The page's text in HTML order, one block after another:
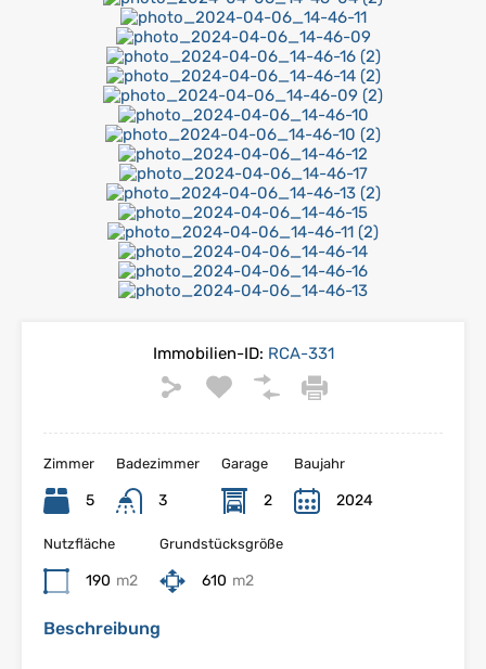
Immobilien-ID: RCA-331
Zimmer
5
Badezimmer
3
Garage
2
Baujahr
2024
Nutzfläche
190 m2
Grundstücksgröße
610 m2
Beschreibung